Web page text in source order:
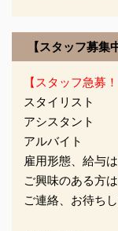
用意してくださ
で、 ...
【スタッフ募集
【スタッフ急募！
スタイリスト
アシスタント
アルバイト
雇用形態、給与
ご興味のある方
ご連絡、お待ち